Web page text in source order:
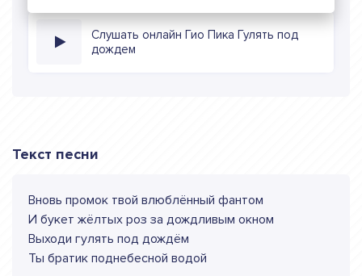
Слушать онлайн Гио Пика Гулять под
дождем
Текст песни
Вновь промок твой влюблённый фантом
И букет жёлтых роз за дождливым окном
Выходи гулять под дождём
Ты братик поднебесной водой